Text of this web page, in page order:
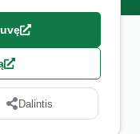
Dalintis